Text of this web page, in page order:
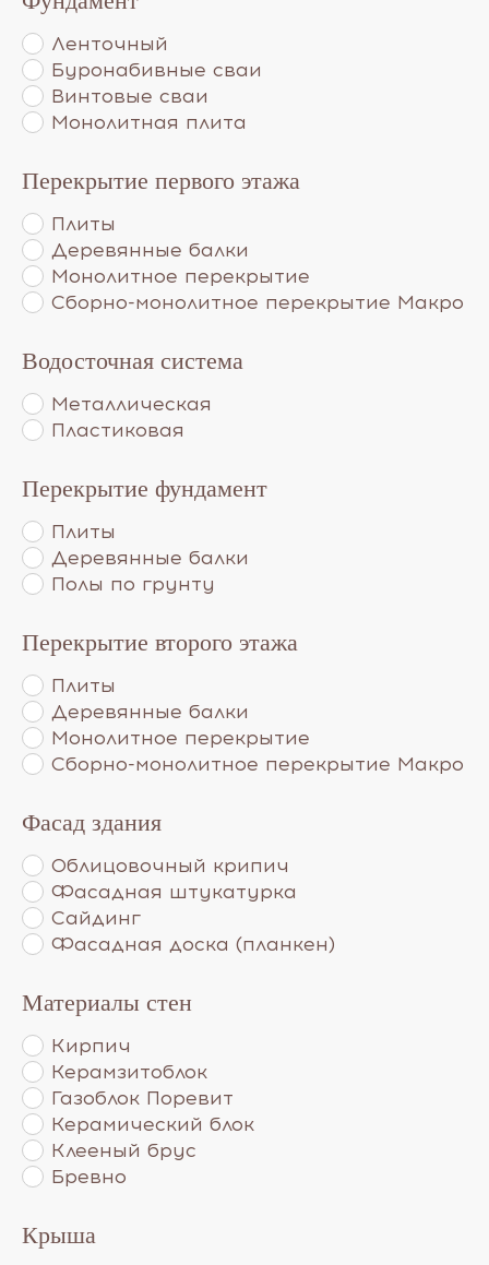
Ленточный
Буронабивные сваи
Винтовые сваи
Монолитная плита
Перекрытие первого этажа
Плиты
Деревянные балки
Монолитное перекрытие
Сборно-монолитное перекрытие Макро
Водосточная система
Металлическая
Пластиковая
Перекрытие фундамент
Плиты
Деревянные балки
Полы по грунту
Перекрытие второго этажа
Плиты
Деревянные балки
Монолитное перекрытие
Сборно-монолитное перекрытие Макро
Фасад здания
Облицовочный крипич
Фасадная штукатурка
Сайдинг
Фасадная доска (планкен)
Материалы стен
Кирпич
Керамзитоблок
Газоблок Поревит
Керамический блок
Клееный брус
Бревно
Крыша